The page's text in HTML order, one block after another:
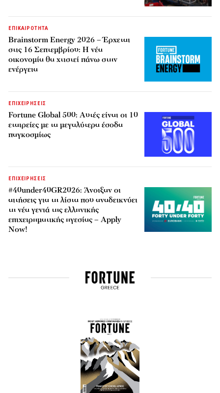
ΕΠΙΚΑΙΡΟΤΗΤΑ
Brainstorm Energy 2026 – Έρχεται
στις 16 Σεπτεμβρίου: Η νέα
οικονομία θα χτιστεί πάνω στην
ενέργεια
ΕΠΙΧΕΙΡΗΣΕΙΣ
Fortune Global 500: Αυτές είναι οι 10
εταιρείες με τα μεγαλύτερα έσοδα
παγκοσμίως
ΕΠΙΧΕΙΡΗΣΕΙΣ
#40under40GR2026: Άνοιξαν οι
αιτήσεις για τη λίστα που αναδεικνύει
τη νέα γενιά της ελληνικής
επιχειρηματικής ηγεσίας – Apply
Now!